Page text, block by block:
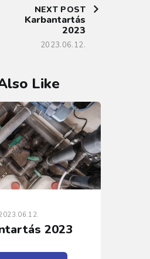
NEXT POST
Karbantartás
2023
2023.06.12.
Like
2023